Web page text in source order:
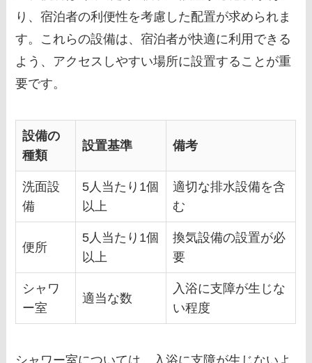
り、宿泊者の利便性を考慮した配置が求められま
す。これらの設備は、宿泊者が快適に利用できる
よう、アクセスしやすい場所に設置することが重
要です。
設備の
種類
設置基準 備考
洗面設
備
5人当たり1個
以上
適切な排水設備を含
む
便所
5人当たり1個
以上
換気設備の設置が必
要
シャワ
ー室
適当な数
入浴に支障が生じな
い程度